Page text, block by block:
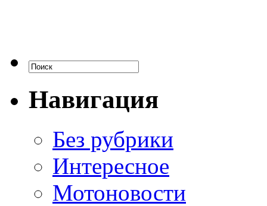
Навигация
Без рубрики
Интересное
Мотоновости